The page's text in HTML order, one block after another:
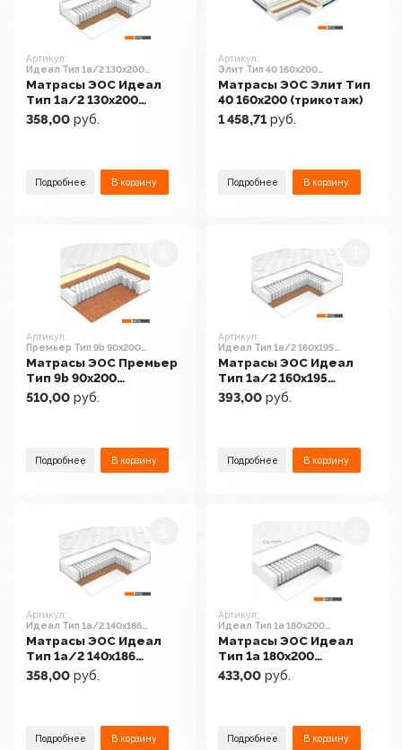
Артикул:
Идеал Тип 1а/2 130x200
(трикотаж)
Матрасы ЭОС Идеал
Тип 1а/2 130x200
(трикотаж)
358,00 руб.
Подробнее В корзину
Артикул:
Элит Тип 40 160x200
(трикотаж)
Матрасы ЭОС Элит Тип
40 160x200 (трикотаж)
1 458,71 руб.
Подробнее В корзину
Артикул:
Премьер Тип 9b 90x200
(жаккард)
Матрасы ЭОС Премьер
Тип 9b 90x200
(жаккард)
510,00 руб.
Подробнее В корзину
Артикул:
Идеал Тип 1а/2 160x195
(трикотаж)
Матрасы ЭОС Идеал
Тип 1а/2 160x195
(трикотаж)
393,00 руб.
Подробнее В корзину
Артикул:
Идеал Тип 1а/2 140x186
(трикотаж)
Матрасы ЭОС Идеал
Тип 1а/2 140x186
(трикотаж)
358,00 руб.
Подробнее В корзину
Артикул:
Идеал Тип 1а 180x200
(трикотаж)
Матрасы ЭОС Идеал
Тип 1а 180x200
(трикотаж)
433,00 руб.
Подробнее В корзину